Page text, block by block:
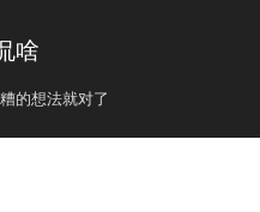
啥
的想法就对了